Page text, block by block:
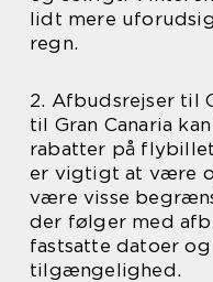
lidt mere
regn.
2. Afbudsrejser til
til Gran Canaria
rabatter på
er vigtigt at være
være visse
der følger med
fastsatte datoer
tilgængelighed.